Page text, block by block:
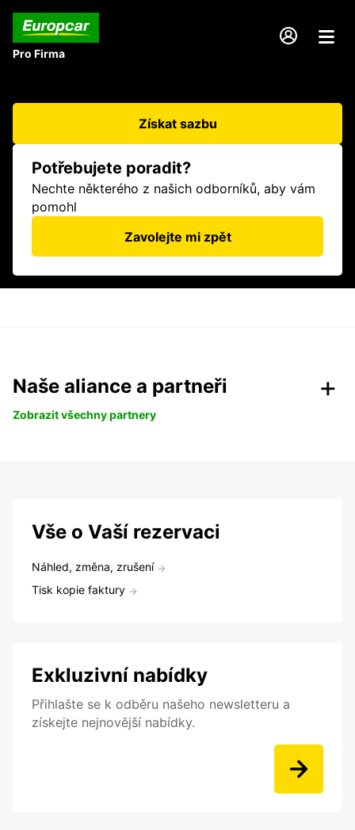
Pro Firma
Získat sazbu
Potřebujete poradit?
Nechte některého z našich odborníků, aby vám
pomohl
Zavolejte mi zpět
Naše aliance a partneři
Zobrazit všechny partnery
Vše o Vaší rezervaci
Náhled, změna, zrušení
Tisk kopie faktury
Exkluzivní nabídky
Přihlašte se k odběru našeho newsletteru a
získejte nejnovější nabídky.